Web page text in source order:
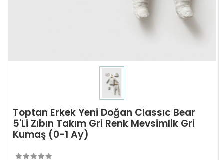
Toptan Erkek Yeni Doğan Classıc Bear
5'Li Zıbın Takım Gri Renk Mevsimlik Gri
Kumaş (0-1 Ay)